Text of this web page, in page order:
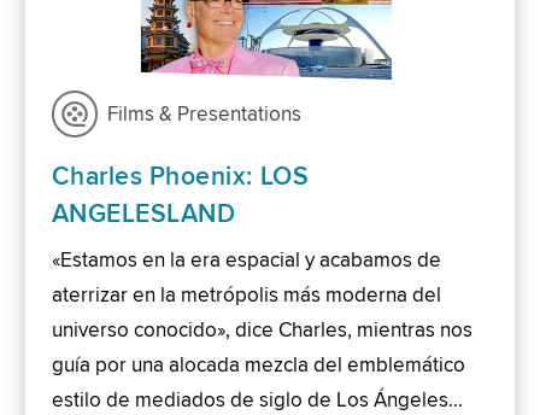
Films & Presentations
Charles Phoenix: LOS
ANGELESLAND
«Estamos en la era espacial y acabamos de
aterrizar en la metrópolis más moderna del
universo conocido», dice Charles, mientras nos
guía por una alocada mezcla del emblemático
estilo de mediados de siglo de Los Ángeles…